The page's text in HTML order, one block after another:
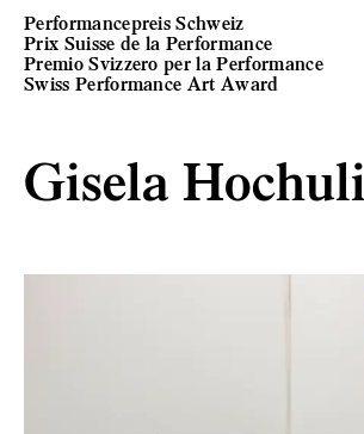
Performancepreis Schweiz
Prix Suisse de la Performance
Premio Svizzero per la Performance
Swiss Performance Art Award
Gisela Hochuli